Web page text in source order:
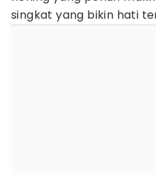
singkat yang bikin hati